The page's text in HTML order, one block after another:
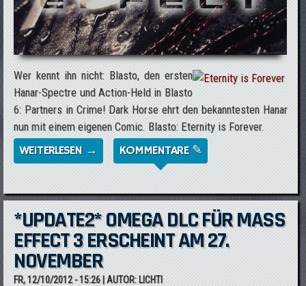
Wer kennt ihn nicht: Blasto, den ersten
Hanar-Spectre und Action-Held in Blasto
6: Partners in Crime! Dark Horse ehrt den bekanntesten Hanar
nun mit einem eigenen Comic. Blasto: Eternity is Forever.
WEITERLESEN → ÜBER BLASTO - DER ERSTE HANAR-
SPECTRE - BEKOMMT SEINEN EIGENEN
COMIC
KOMMENTARE ✎
*UPDATE2* OMEGA DLC FÜR MASS
EFFECT 3 ERSCHEINT AM 27.
NOVEMBER
FR, 12/10/2012 - 15:26| AUTOR: LICHTI